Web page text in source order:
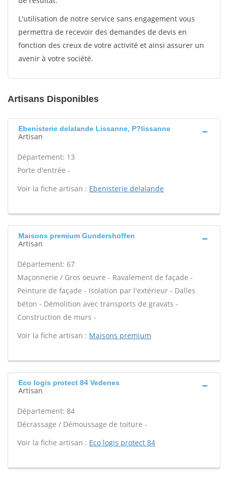
L'utilisation de notre service sans engagement vous
permettra de recevoir des demandes de devis en
fonction des creux de votre activité et ainsi assurer un
avenir à votre société.
Artisans Disponibles
Ebenisterie delalande Lissanne, P?lissanne
Artisan
Département: 13
Porte d'entrée -
Voir la fiche artisan : Ebenisterie delalande
Maisons premium Gundershoffen
Artisan
Département: 67
Maçonnerie / Gros oeuvre - Ravalement de façade -
Peinture de façade - Isolation par l'extérieur - Dalles
béton - Démolition avec transports de gravats -
Construction de murs -
Voir la fiche artisan : Maisons premium
Eco logis protect 84 Vedenes
Artisan
Département: 84
Décrassage / Démoussage de toiture -
Voir la fiche artisan : Eco logis protect 84